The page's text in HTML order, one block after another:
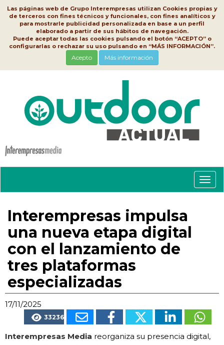
Las páginas web de Grupo Interempresas utilizan Cookies propias y
de terceros con fines técnicos y funcionales, con fines analíticos y
para mostrarle publicidad personalizada en base a un perfil
elaborado a partir de sus hábitos de navegación.
Puede aceptar todas las cookies pulsando el botón “ACEPTO” o
configurarlas o rechazar su uso pulsando en “MÁS INFORMACIÓN”.
Acepto Más información
Interempresas impulsa
una nueva etapa digital
con el lanzamiento de
tres plataformas
especializadas
17/11/2025
33236
Interempresas Media reorganiza su presencia digital,